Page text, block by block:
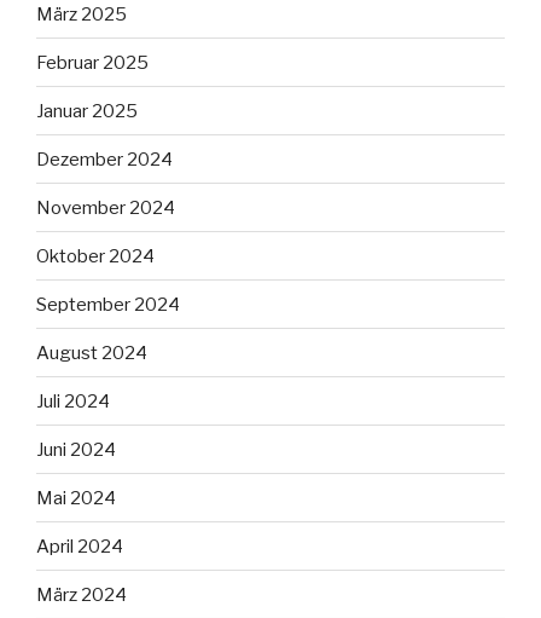
März 2025
Februar 2025
Januar 2025
Dezember 2024
November 2024
Oktober 2024
September 2024
August 2024
Juli 2024
Juni 2024
Mai 2024
April 2024
März 2024